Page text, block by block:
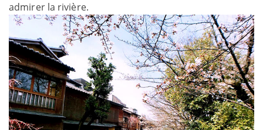
admirer la rivière.